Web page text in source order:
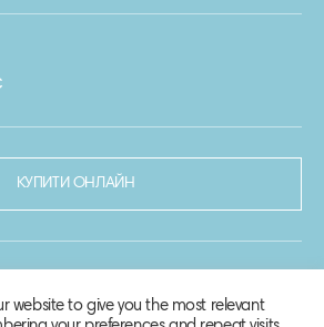
КУПИТИ ОНЛАЙН
website to give you the most relevant